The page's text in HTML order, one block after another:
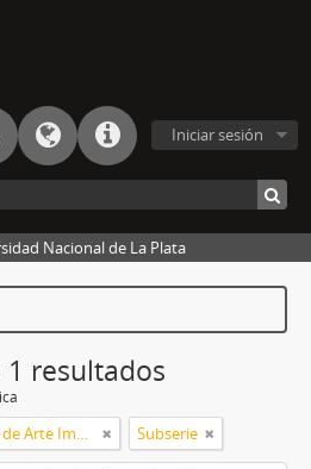
Iniciar sesión
Nacional de La Plata
resultados
Colección de Publicaciones de Arte Impreso Subserie